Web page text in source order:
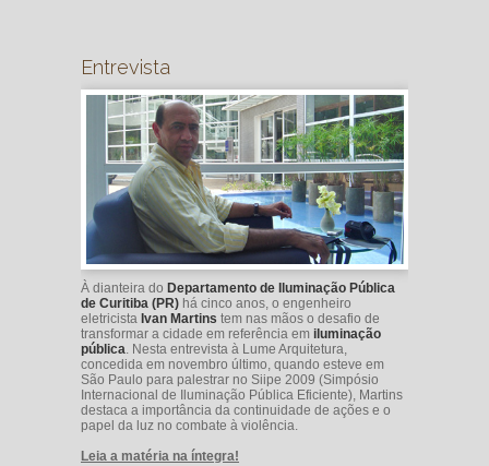
Entrevista
À dianteira do Departamento de Iluminação Pública
de Curitiba (PR) há cinco anos, o engenheiro
eletricista Ivan Martins tem nas mãos o desafio de
transformar a cidade em referência em iluminação
pública. Nesta entrevista à Lume Arquitetura,
concedida em novembro último, quando esteve em
São Paulo para palestrar no Siipe 2009 (Simpósio
Internacional de Iluminação Pública Eficiente), Martins
destaca a importância da continuidade de ações e o
papel da luz no combate à violência.
Leia a matéria na íntegra!